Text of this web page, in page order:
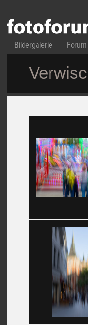
Bildergalerie Forum
Seiten